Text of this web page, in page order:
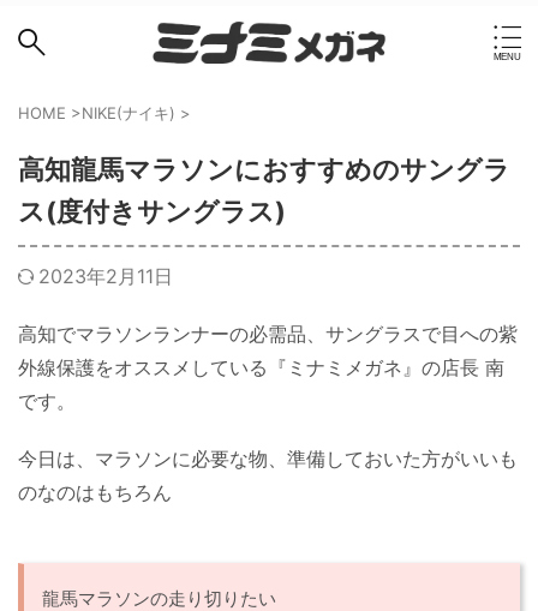
HOME >NIKE(ナイキ) >
高知龍馬マラソンにおすすめのサングラ
ス(度付きサングラス)
2023年2月11日
高知でマラソンランナーの必需品、サングラスで目への紫
外線保護をオススメしている『ミナミメガネ』の店長 南
です。
今日は、マラソンに必要な物、準備しておいた方がいいも
のなのはもちろん
龍馬マラソンの走り切りたい